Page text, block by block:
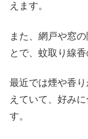
えます。
また、網戸や窓
とで、蚊取り線
最近では煙や香
えていて、好み
す。